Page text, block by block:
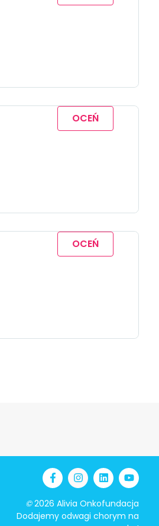
OCEŃ
OCEŃ
©2026 Alivia Onkofundacja
Dodajemy odwagi chorym na